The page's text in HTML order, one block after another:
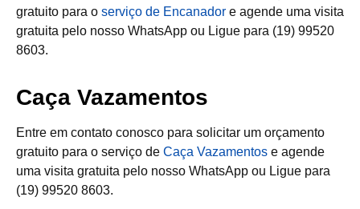
gratuito para o serviço de Encanador e agende uma visita
gratuita pelo nosso WhatsApp ou Ligue para (19) 99520
8603.
Caça Vazamentos
Entre em contato conosco para solicitar um orçamento
gratuito para o serviço de Caça Vazamentos e agende
uma visita gratuita pelo nosso WhatsApp ou Ligue para
(19) 99520 8603.